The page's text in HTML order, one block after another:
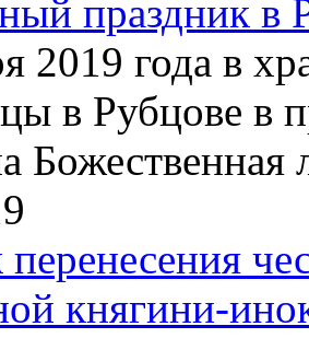
праздник в
2019 года в
в Рубцове в
Божественная
княгини-